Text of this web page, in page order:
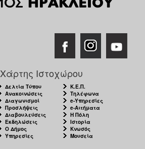
Χάρτης Ιστοχώρου
Δελτία Τύπου
Ανακοινώσεις
Διαγωνισμοί
Προσλήψεις
Διαβουλεύσεις
Εκδηλώσεις
Ο Δήμος
Υπηρεσίες
Κ.Ε.Π.
Τηλέφωνα
e-Υπηρεσίες
e-Αιτήματα
Η Πόλη
Ιστορία
Κνωσός
Μουσεία